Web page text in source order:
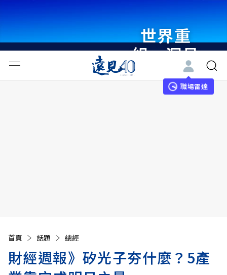
世界重
組・洞見
未來 與
世界領袖
職場雷達
首頁 話題 總經
財經週報》矽光子夯什麼？5產